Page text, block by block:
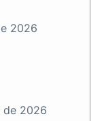
2026
de 2026